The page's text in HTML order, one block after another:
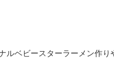
ルベビースターラーメン作り